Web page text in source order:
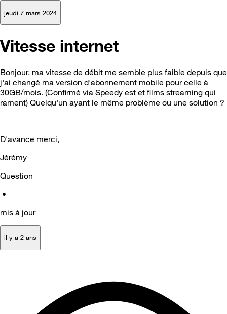
jeudi 7 mars 2024
Vitesse internet
Bonjour, ma vitesse de débit me semble plus faible depuis que
j'ai changé ma version d'abonnement mobile pour celle à
30GB/mois. (Confirmé via Speedy est et films streaming qui
rament) Quelqu'un ayant le même problème ou une solution ?
D'avance merci,
Jérémy
Question
•
mis à jour
il y a 2 ans